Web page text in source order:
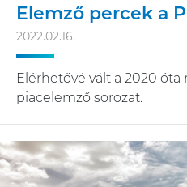
Elemző percek a
2022.02.16.
Elérhetővé vált a 2020
piacelemző sorozat.